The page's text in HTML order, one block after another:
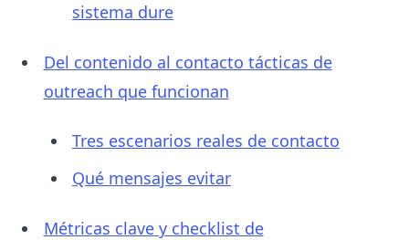
sistema dure
Del contenido al contacto tácticas de
outreach que funcionan
Tres escenarios reales de contacto
Qué mensajes evitar
Métricas clave y checklist de